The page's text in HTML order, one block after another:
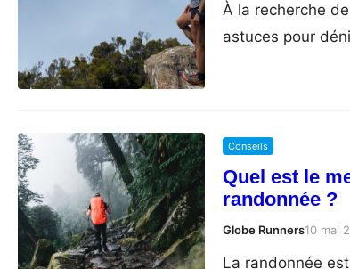
À la recherche
astuces pour
Conseils
Quel est le
randonnée ?
Globe Runners10 mai
La randonnée